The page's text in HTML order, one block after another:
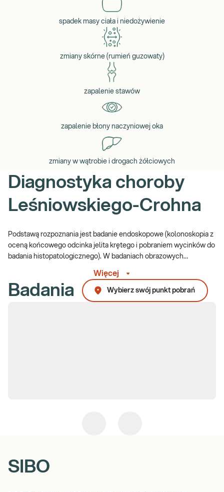
spadek masy ciała i niedożywienie
zmiany skórne (rumień guzowaty)
zapalenie stawów
zapalenie błony naczyniowej oka
zmiany w wątrobie i drogach żółciowych
Diagnostyka choroby
Leśniowskiego-Crohna
Podstawą rozpoznania jest badanie endoskopowe (kolonoskopia z
oceną końcowego odcinka jelita krętego i pobraniem wycinków do
badania histopatologicznego). W badaniach obrazowych
powikłania choroby. Wyniki badań laboratoryjnych wykazują stan
zapalny (OB, CRP, leukocytoza),niedokrwistość, niedobory
witamin i mikroelementów. Pomocniczo oznacza siękalprotektynę
Więcej
Badania Wybierz swój punkt pobrań
SIBO